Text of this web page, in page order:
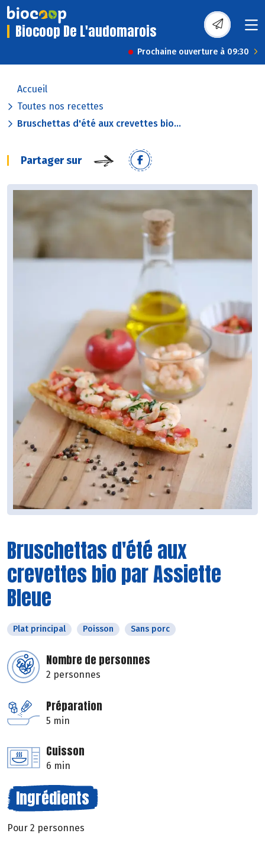
Biocoop De L'audomarois
Prochaine ouverture à 09:30
Accueil
Toutes nos recettes
Bruschettas d'été aux crevettes bio...
Partager sur
Bruschettas d'été aux
crevettes bio par Assiette
Bleue
Plat principal Poisson Sans porc
Nombre de personnes
2 personnes
Préparation
5 min
Cuisson
6 min
Ingrédients
Pour 2 personnes